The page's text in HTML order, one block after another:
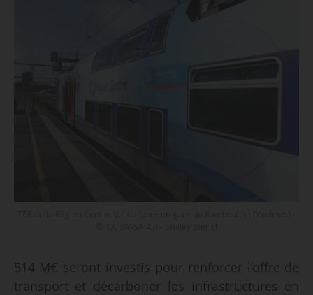
514 M€ seront investis pour renforcer l’offre de
transport et décarboner les infrastructures en